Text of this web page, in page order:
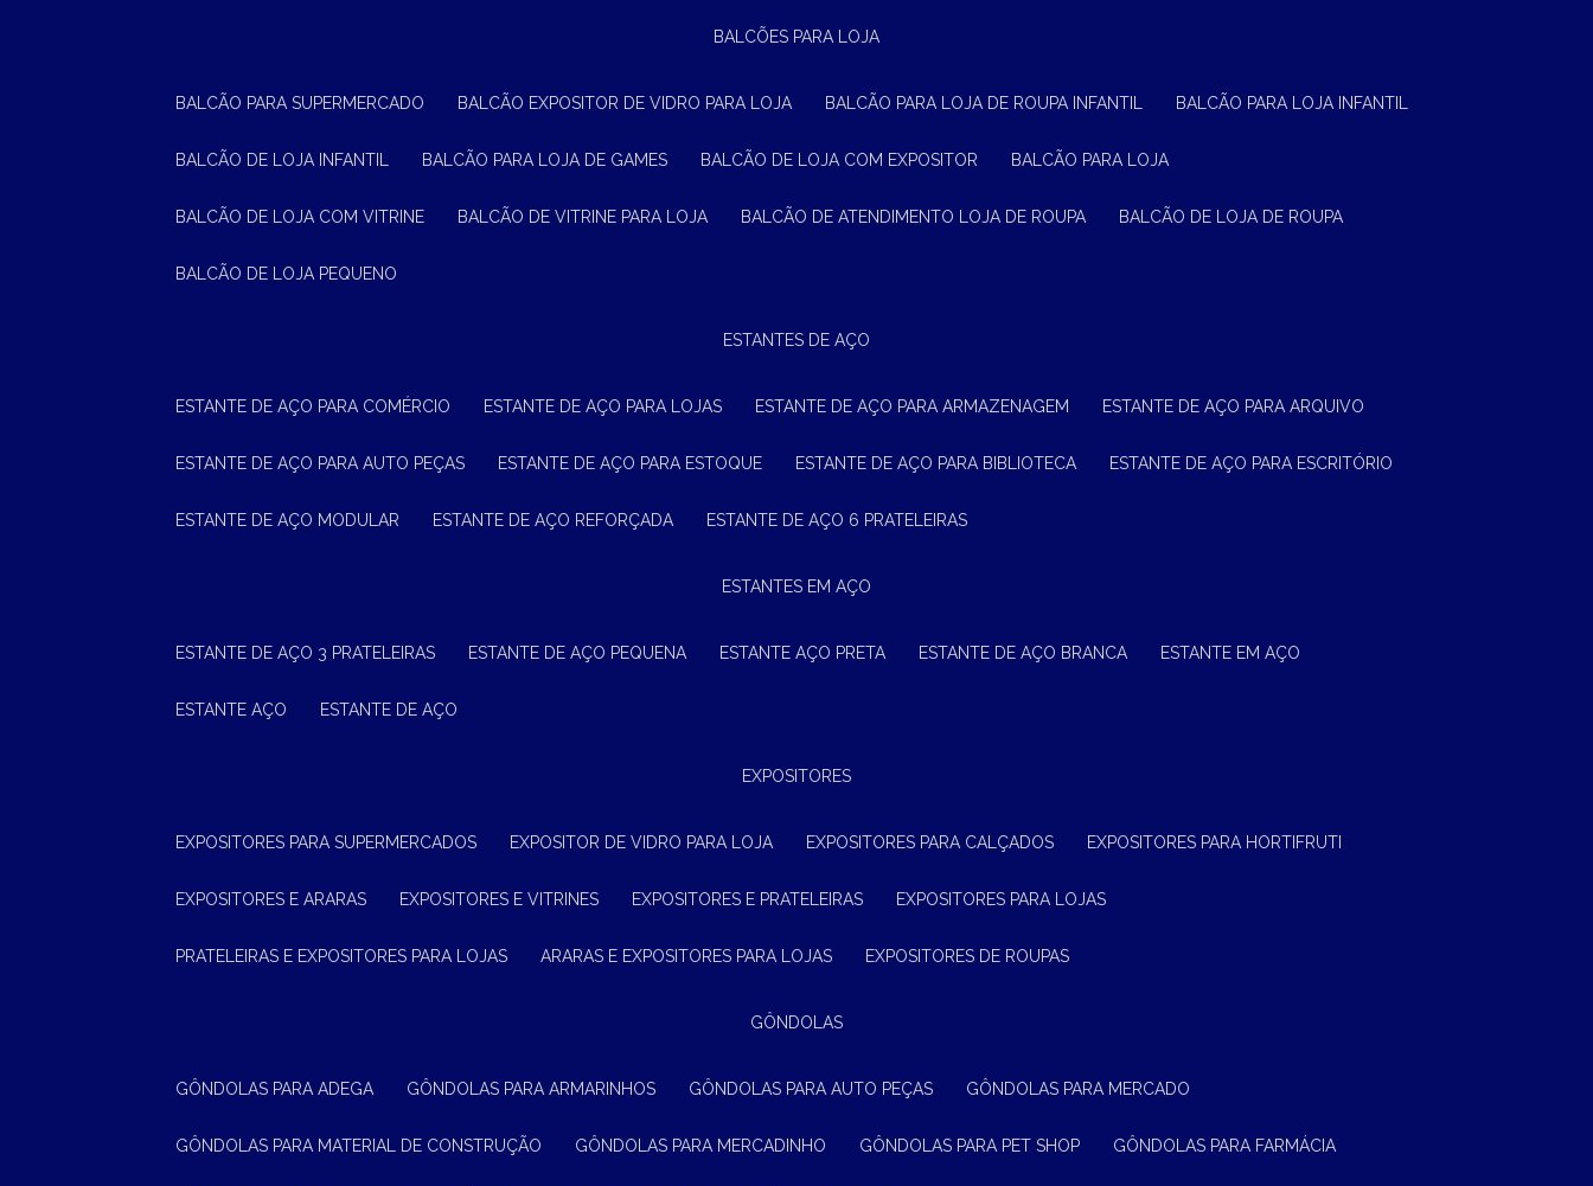
BALCÕES PARA LOJA
BALCÃO PARA SUPERMERCADO BALCÃO EXPOSITOR DE VIDRO PARA LOJA BALCÃO PARA LOJA DE ROUPA INFANTIL BALCÃO PARA LOJA INFANTIL
BALCÃO DE LOJA INFANTIL BALCÃO PARA LOJA DE GAMES BALCÃO DE LOJA COM EXPOSITOR BALCÃO PARA LOJA
BALCÃO DE LOJA COM VITRINE BALCÃO DE VITRINE PARA LOJA BALCÃO DE ATENDIMENTO LOJA DE ROUPA BALCÃO DE LOJA DE ROUPA
BALCÃO DE LOJA PEQUENO
ESTANTES DE AÇO
ESTANTE DE AÇO PARA COMÉRCIO ESTANTE DE AÇO PARA LOJAS ESTANTE DE AÇO PARA ARMAZENAGEM ESTANTE DE AÇO PARA ARQUIVO
ESTANTE DE AÇO PARA AUTO PEÇAS ESTANTE DE AÇO PARA ESTOQUE ESTANTE DE AÇO PARA BIBLIOTECA ESTANTE DE AÇO PARA ESCRITÓRIO
ESTANTE DE AÇO MODULAR ESTANTE DE AÇO REFORÇADA ESTANTE DE AÇO 6 PRATELEIRAS
ESTANTES EM AÇO
ESTANTE DE AÇO 3 PRATELEIRAS ESTANTE DE AÇO PEQUENA ESTANTE AÇO PRETA ESTANTE DE AÇO BRANCA ESTANTE EM AÇO
ESTANTE AÇO ESTANTE DE AÇO
EXPOSITORES
EXPOSITORES PARA SUPERMERCADOS EXPOSITOR DE VIDRO PARA LOJA EXPOSITORES PARA CALÇADOS EXPOSITORES PARA HORTIFRUTI
EXPOSITORES E ARARAS EXPOSITORES E VITRINES EXPOSITORES E PRATELEIRAS EXPOSITORES PARA LOJAS
PRATELEIRAS E EXPOSITORES PARA LOJAS ARARAS E EXPOSITORES PARA LOJAS EXPOSITORES DE ROUPAS
GÔNDOLAS
GÔNDOLAS PARA ADEGA GÔNDOLAS PARA ARMARINHOS GÔNDOLAS PARA AUTO PEÇAS GÔNDOLAS PARA MERCADO
GÔNDOLAS PARA MATERIAL DE CONSTRUÇÃO GÔNDOLAS PARA MERCADINHO GÔNDOLAS PARA PET SHOP GÔNDOLAS PARA FARMÁCIA